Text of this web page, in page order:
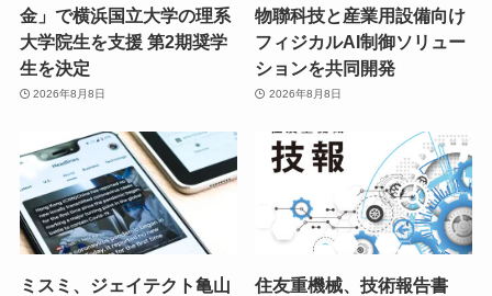
金」で横浜国立大学の理系
大学院生を支援 第2期奨学
生を決定
2026年8月8日
物聯科技と産業用設備向け
フィジカルAI制御ソリュー
ションを共同開発
2026年8月8日
ミスミ、ジェイテクト亀山
住友重機械、技術報告書